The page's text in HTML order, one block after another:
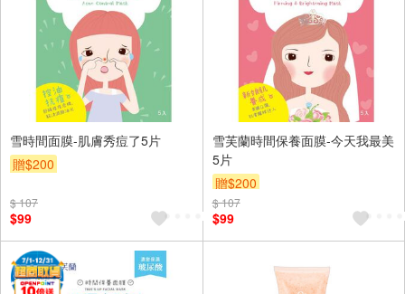
雪時間面膜-肌膚秀痘了5片
贈$200
$ 107
$99
雪芙蘭時間保養面膜-今天我最美
5片
贈$200
$ 107
$99